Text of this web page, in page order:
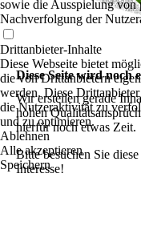
Diese Seite wird noch
Wir erstellen gerade
hohen
hierfür noch etwas Zeit.
Bitte besuchen Sie
Interesse!
sowie die Ausspielung von
Nachverfolgung der
Drittanbieter-Inhalte
Diese Webseite bietet
die von Drittanbietern
werden. Diese
die Nutzeraktivität zu
und zu optimieren.
Ablehnen
Alle akzeptieren
Speichern